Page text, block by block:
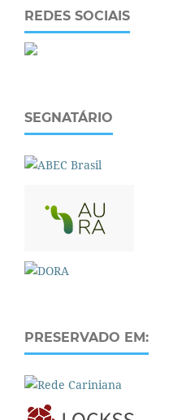
REDES SOCIAIS
SEGNATÁRIO
PRESERVADO EM: